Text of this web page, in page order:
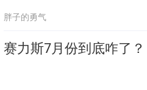
胖子的勇气
赛力斯7月份到底咋了？